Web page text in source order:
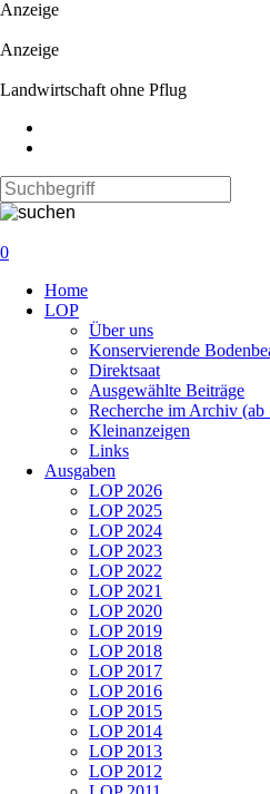
Anzeige
Anzeige
Landwirtschaft ohne Pflug
0
überspringen
Home
LOP
Über uns
Konservierende
Direktsaat
Ausgewählte Beiträge
Recherche im Archiv (ab
Kleinanzeigen
Links
Ausgaben
LOP 2026
LOP 2025
LOP 2024
LOP 2023
LOP 2022
LOP 2021
LOP 2020
LOP 2019
LOP 2018
LOP 2017
LOP 2016
LOP 2015
LOP 2014
LOP 2013
LOP 2012